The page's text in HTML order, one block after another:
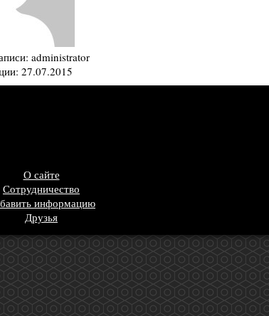
administrator
27.07.2015
О сайте
Сотрудничество
информацию
Друзья